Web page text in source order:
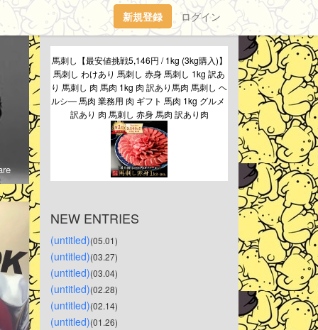
新規登録 ログイン
馬刺し【最安値挑戦5,146円 / 1kg (3kg購入)】
馬刺し わけあり 馬刺し 赤身 馬刺し 1kg 訳あ
り 馬刺し 肉 馬肉 1kg 肉 訳あり馬肉 馬刺し ヘ
ルシ― 馬肉 業務用 肉 ギフト 馬肉 1kg グルメ
訳あり 肉 馬刺し 赤身 馬肉 訳あり肉
NEW ENTRIES
(untitled)(05.01)
(untitled)(03.27)
(untitled)(03.04)
(untitled)(02.28)
(untitled)(02.14)
(untitled)(01.26)